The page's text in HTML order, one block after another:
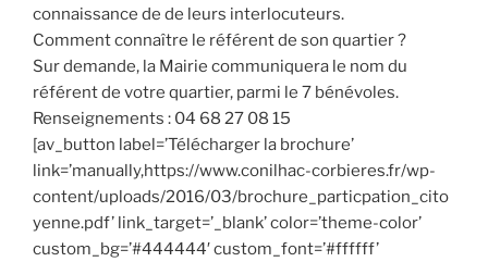
connaissance de de leurs interlocuteurs.
Comment connaître le référent de son quartier ?
Sur demande, la Mairie communiquera le nom du
référent de votre quartier, parmi le 7 bénévoles.
Renseignements : 04 68 27 08 15
[av_button label=’Télécharger la brochure’
link=’manually,https://www.conilhac-corbieres.fr/wp-
content/uploads/2016/03/brochure_particpation_cito
yenne.pdf’ link_target=’_blank’ color=’theme-color’
custom_bg=’#444444′ custom_font=’#ffffff’